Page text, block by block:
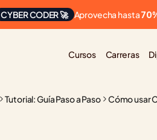
CYBER CODER 🚀 Aprovecha hasta
Cursos Carreras
Tutorial: Guía Paso a Paso Cómo usar